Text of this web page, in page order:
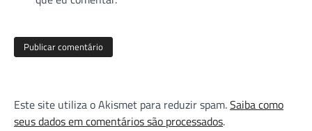
Este site utiliza o Akismet para reduzir spam.Saiba como
seus dados em comentários são processados.